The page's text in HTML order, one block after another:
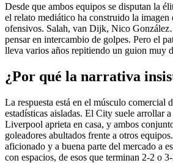
Desde que ambos equipos se disputan la
el relato mediático ha construido la imagen
ofensivos. Salah, van Dijk, Nico
pensar en intercambio de golpes. Pero el
lleva varios años repitiendo un guion muy
¿Por qué la narrativa
La respuesta está en el músculo comercial
estadísticas aisladas. El City suele arrollar
Liverpool aprieta en casa, y ambos
goleadores abultados frente a otros
aficionado y a buena parte del mercado a
con espacios, de esos que terminan 2-2 o